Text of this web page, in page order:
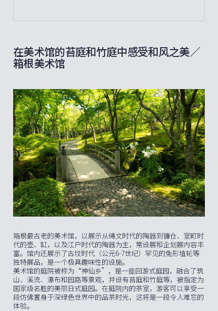
在美术馆的苔庭和竹庭中感受和风之美／
箱根美术馆
箱根最古老的美术馆，以展示从绳文时代的陶器到镰仓、室町时
代的壶、缸，以及江户时代的陶器为主，常设展和企划展内容丰
富。馆内还展示了古坟时代（公元6-7世纪）罕见的兔形埴轮等
独特展品，是一个极具趣味性的设施。
美术馆的庭院被称为“神仙乡”，是一座回游式庭园，融合了筑
山、溪流、瀑布和园路等景观，并设有苔庭和竹庭等，被指定为
国家级名胜的美丽日式庭园。在庭院内的茶室，游客可以享受一
段仿佛置身于深绿色世界中的品茶时光，这将是一段令人难忘的
体验。